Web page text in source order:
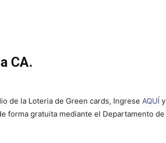
CA.
de la Loteria de Green cards, Ingrese AQUÍ y
forma gratuita mediante el Departamento de